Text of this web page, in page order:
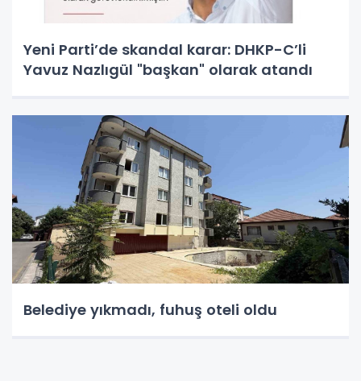
Yeni Parti’de skandal karar: DHKP-C’li
Yavuz Nazlıgül "başkan" olarak atandı
Belediye yıkmadı, fuhuş oteli oldu